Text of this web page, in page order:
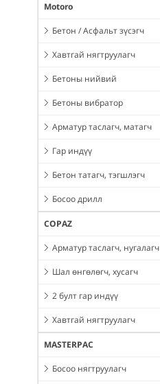
Motoro
Бетон / Асфальт зүсэгч
Хавтгай нягтруулагч
Бетоны нийвий
Бетоны вибратор
Арматур таслагч, матагч
Гар индүү
Бетон татагч, тэгшлэгч
Босоо дрилл
COPAZ
Арматур таслагч, нугалагч
Шал өнгөлөгч, хусагч
2 булт гар индүү
Хавтгай нягтруулагч
MASTERPAC
Босоо нягтруулагч